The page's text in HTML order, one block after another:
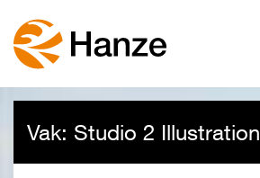
Vak: Studio 2 Illustration